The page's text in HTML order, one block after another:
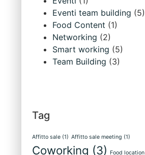
Eventi team building (5)
Food Content (1)
Networking (2)
Smart working (5)
Team Building (3)
Tag
Affitto sale (1) Affitto sale meeting (1)
Coworking (3) Food location